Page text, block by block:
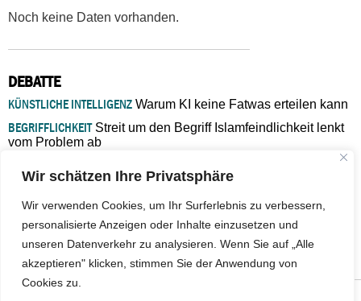
Wir schätzen Ihre Privatsphäre
Wir verwenden Cookies, um Ihr Surferlebnis zu verbessern,
personalisierte Anzeigen oder Inhalte einzusetzen und
unseren Datenverkehr zu analysieren. Wenn Sie auf „Alle
akzeptieren" klicken, stimmen Sie der Anwendung von
Cookies zu.
Noch keine Daten vorhanden.
DEBATTE
KÜNSTLICHE INTELLIGENZ Warum KI keine Fatwas erteilen kann
BEGRIFFLICHKEITStreit um den Begriff Islamfeindlichkeit lenkt
vom Problem ab
Verantwortung bleibt“
ISLAMISCHE FAKULTÄT IN MÜNSTEREine kritische Schwelle für
die deutsche Religionspolitik
GASTBEITRAGWarum die muslimische Welt eine neue